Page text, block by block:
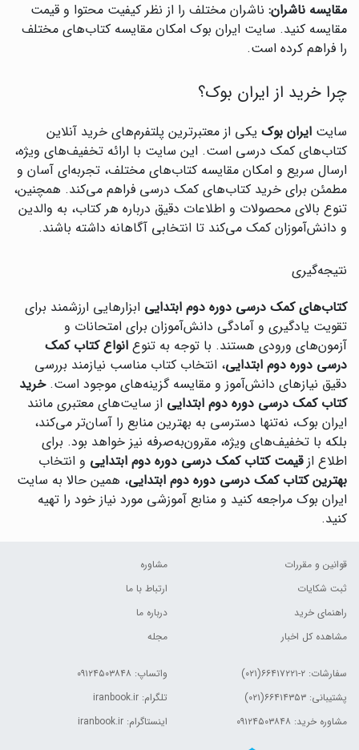
مقایسه ناشران: ناشران مختلف را از نظر کیفیت محتوا و قیمت
مقایسه کنید. سایت ایران بوک امکان مقایسه کتاب‌های مختلف
را فراهم کرده است.
چرا خرید از ایران بوک؟
سایت ایران بوک یکی از معتبرترین پلتفرم‌های خرید آنلاین
کتاب‌های کمک درسی است. این سایت با ارائه تخفیف‌های ویژه،
ارسال سریع و امکان مقایسه کتاب‌های مختلف، تجربه‌ای آسان و
مطمئن برای خرید کتاب‌های کمک درسی فراهم می‌کند. همچنین،
تنوع بالای محصولات و اطلاعات دقیق درباره هر کتاب، به والدین
و دانش‌آموزان کمک می‌کند تا انتخابی آگاهانه داشته باشند.
نتیجه‌گیری
کتاب‌های کمک درسی دوره دوم ابتدایی ابزارهایی ارزشمند برای
تقویت یادگیری و آمادگی دانش‌آموزان برای امتحانات و
آزمون‌های ورودی هستند. با توجه به تنوع انواع کتاب کمک
درسی دوره دوم ابتدایی، انتخاب کتاب مناسب نیازمند بررسی
دقیق نیازهای دانش‌آموز و مقایسه گزینه‌های موجود است.خرید
کتاب کمک درسی دوره دوم ابتدایی از سایت‌های معتبری مانند
ایران بوک، نه‌تنها دسترسی به بهترین منابع را آسان‌تر می‌کند،
بلکه با تخفیف‌های ویژه، مقرون‌به‌صرفه نیز خواهد بود. برای
اطلاع ازقیمت کتاب کمک درسی دوره دوم ابتدایی و انتخاب
بهترین کتاب کمک درسی دوره دوم ابتدایی، همین حالا به سایت
ایران بوک مراجعه کنید و منابع آموزشی مورد نیاز خود را تهیه
کنید.
قوانین و مقررات
ثبت شکایات
راهنمای خرید
مشاهده کل اخبار
مشاوره
ارتباط با ما
درباره ما
مجله
سفارشات: ۲-۶۶۴۱۷۲۲۱(۰۲۱)
پشتیبانی: ۶۶۴۱۴۳۵۳(۰۲۱)
مشاوره خرید: ۰۹۱۲۴۵۰۳۸۴۸
واتساپ: ۰۹۱۲۴۵۰۳۸۴۸
تلگرام: iranbook.ir
اینستاگرام: iranbook.ir